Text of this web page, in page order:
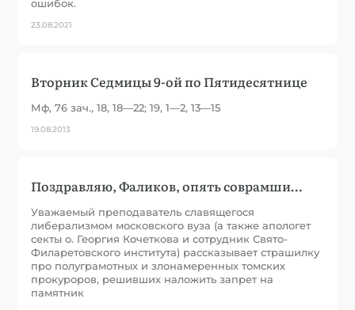
ошибок.
23.08.2021
Вторник Седмицы 9-ой по Пятидесятнице
Мф, 76 зач., 18, 18—22; 19, 1—2, 13—15
19.08.2013
Поздравляю, Фаликов, опять соврамши…
Уважаемый преподаватель славящегося
либерализмом московского вуза (а также апологет
секты о. Георгия Кочеткова и сотрудник Свято-
Филаретовского института) рассказывает страшилку
про полуграмотных и злонамеренных томских
прокуроров, решивших наложить запрет на
памятник